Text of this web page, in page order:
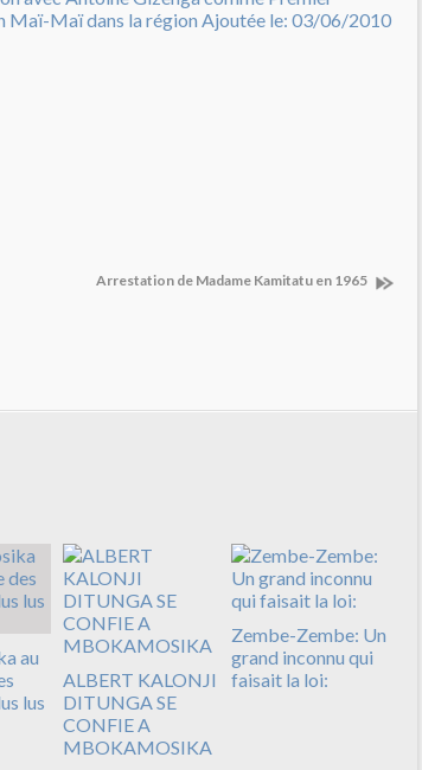
Arrestation de Madame Kamitatu en 1965
au
lus
ALBERT KALONJI
DITUNGA SE
CONFIE A
MBOKAMOSIKA
Zembe-Zembe: Un
grand inconnu qui
faisait la loi: